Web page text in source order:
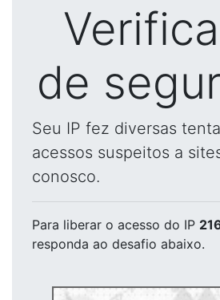
de
Seu IP fez diversas
acessos suspeitos a
conosco.
Para liberar o acesso do IP
responda ao desafio abaixo.